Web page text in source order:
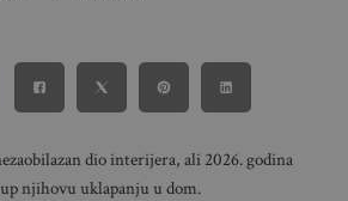
dio interijera, ali 2026. godina
njihovu uklapanju u dom.